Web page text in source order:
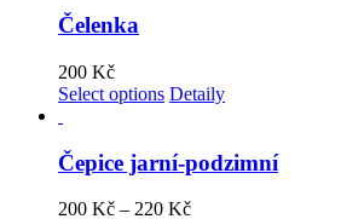
Čelenka
200 Kč
Select options Detaily
Čepice jarní-podzimní
200 Kč – 220 Kč